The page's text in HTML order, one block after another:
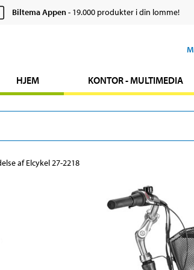
Biltema Appen- 19.000 produkter i din lomme!
HJEM KONTOR - MULTIMEDIA
af Elcykel 27-2218